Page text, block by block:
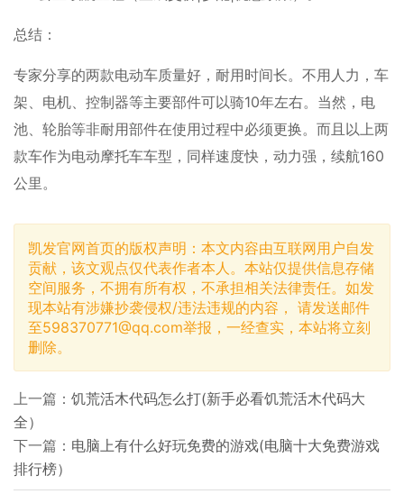
总结：
专家分享的两款电动车质量好，耐用时间长。不用人力，车
架、电机、控制器等主要部件可以骑10年左右。当然，电
池、轮胎等非耐用部件在使用过程中必须更换。而且以上两
款车作为电动摩托车车型，同样速度快，动力强，续航160
公里。
凯发官网首页的版权声明：本文内容由互联网用户自发
贡献，该文观点仅代表作者本人。本站仅提供信息存储
空间服务，不拥有所有权，不承担相关法律责任。如发
现本站有涉嫌抄袭侵权/违法违规的内容， 请发送邮件
至598370771@qq.com举报，一经查实，本站将立刻
删除。
上一篇： 饥荒活木代码怎么打(新手必看饥荒活木代码大
全）
下一篇： 电脑上有什么好玩免费的游戏(电脑十大免费游戏
排行榜）